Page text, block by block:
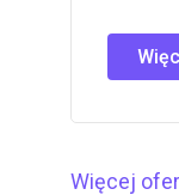
Więcej